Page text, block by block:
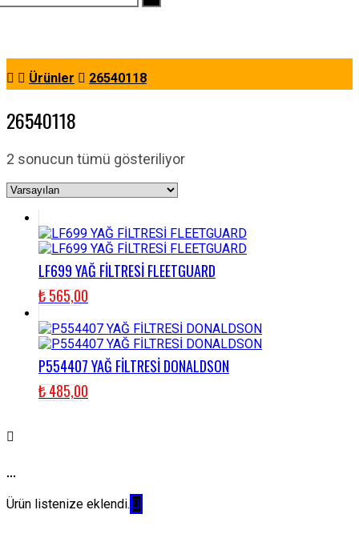
Ürünler 26540118
26540118
2 sonucun tümü gösteriliyor
LF699 YAĞ FİLTRESİ FLEETGUARD
₺565,00
P554407 YAĞ FİLTRESİ DONALDSON
₺485,00
...
Ürün listenize eklendi.